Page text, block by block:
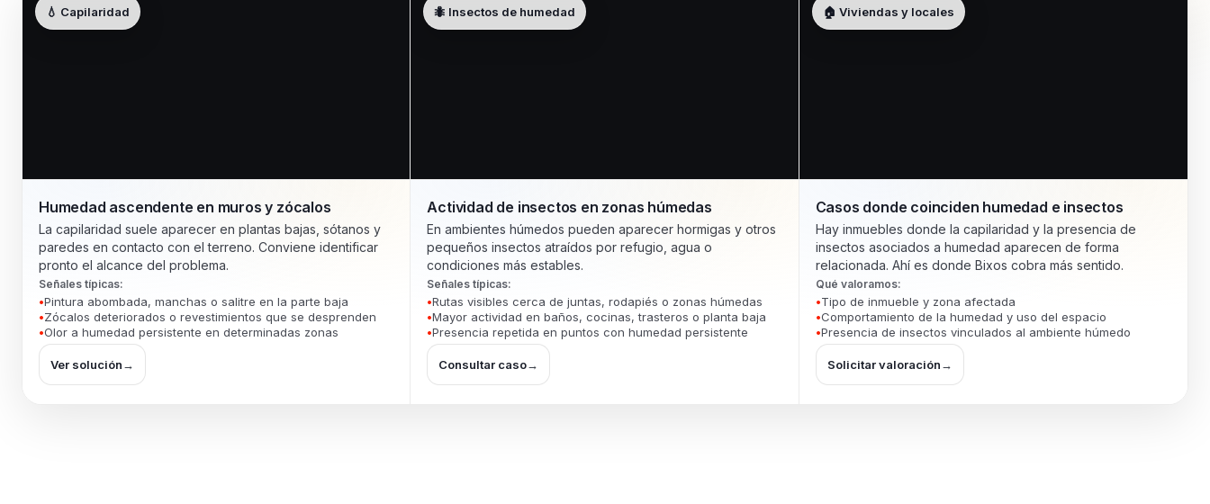
💧 Capilaridad
Humedad ascendente en muros y zócalos
La capilaridad suele aparecer en plantas bajas, sótanos y
paredes en contacto con el terreno. Conviene identificar
pronto el alcance del problema.
Señales típicas:
Pintura abombada, manchas o salitre en la parte baja
Zócalos deteriorados o revestimientos que se desprenden
Olor a humedad persistente en determinadas zonas
Ver solución→
🐜 Insectos de humedad
Actividad de insectos en zonas húmedas
En ambientes húmedos pueden aparecer hormigas y otros
pequeños insectos atraídos por refugio, agua o
condiciones más estables.
Señales típicas:
Rutas visibles cerca de juntas, rodapiés o zonas húmedas
Mayor actividad en baños, cocinas, trasteros o planta baja
Presencia repetida en puntos con humedad persistente
Consultar caso→
🏠 Viviendas y locales
Casos donde coinciden humedad e insectos
Hay inmuebles donde la capilaridad y la presencia de
insectos asociados a humedad aparecen de forma
relacionada. Ahí es donde Bixos cobra más sentido.
Qué valoramos:
Tipo de inmueble y zona afectada
Comportamiento de la humedad y uso del espacio
Presencia de insectos vinculados al ambiente húmedo
Solicitar valoración→